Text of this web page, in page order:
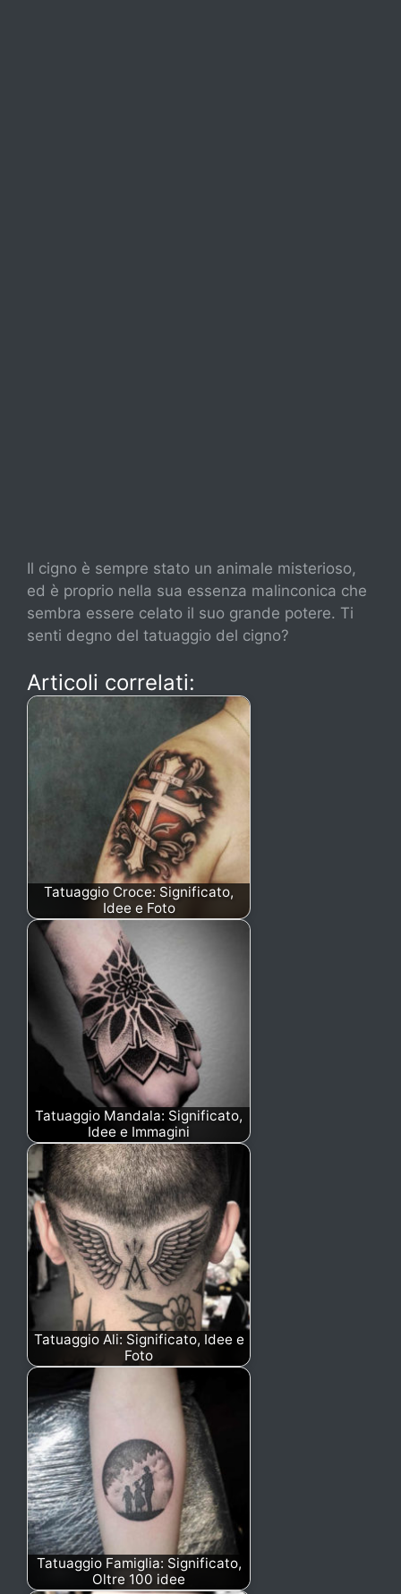
Il cigno è sempre stato un animale misterioso,
ed è proprio nella sua essenza malinconica che
sembra essere celato il suo grande potere. Ti
senti degno del tatuaggio del cigno?
Articoli correlati:
Tatuaggio Croce: Significato,
Idee e Foto
Tatuaggio Mandala: Significato,
Idee e Immagini
Tatuaggio Ali: Significato, Idee e
Foto
Tatuaggio Famiglia: Significato,
Oltre 100 idee